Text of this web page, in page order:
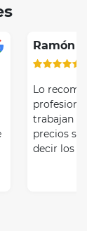
Ramón
Lo
trabajan
precios
decir los